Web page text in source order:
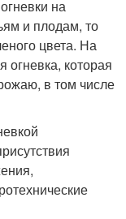
на
и плодам, то
цвета. На
огневка, которая
в том числе